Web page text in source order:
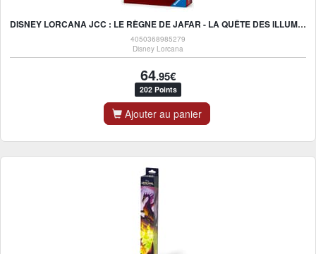
DISNEY LORCANA JCC : LE RÈGNE DE JAFAR - LA QUÊTE DES ILLUMINEURS : VOL AU PALAIS - FR
4050368985279
Disney Lorcana
64.95€
202 Points
Ajouter au panier